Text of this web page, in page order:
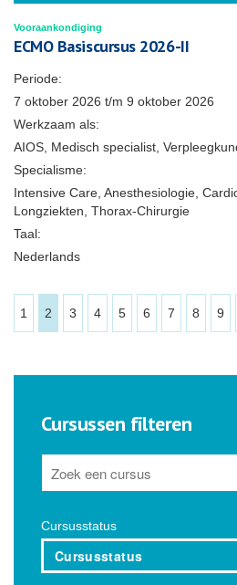
Vooraankondiging
ECMO Basiscursus 2026-II
Periode:
7 oktober 2026 t/m 9 oktober 2026
Werkzaam als:
AIOS, Medisch specialist,
Specialisme:
Intensive Care, Anesthesiologie,
Longziekten, Thorax-Chirurgie
Taal:
Nederlands
1 2 3 4 5 6 7 8 9
Cursussen filteren
Cursusstatus
Cursusstatus